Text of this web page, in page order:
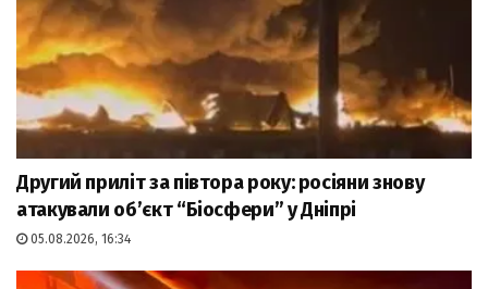
Другий приліт за півтора року: росіяни знову
атакували об’єкт “Біосфери” у Дніпрі
05.08.2026, 16:34